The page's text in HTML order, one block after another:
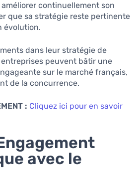
continuellement son
que sa stratégie reste pertinente
évolution.
dans leur stratégie de
peuvent bâtir une
sur le marché français,
de la concurrence.
: Cliquez ici pour en savoir
avec le